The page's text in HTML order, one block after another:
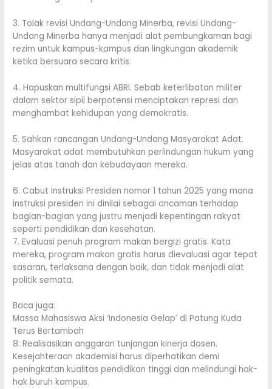
3. Tolak revisi Undang-Undang Minerba, revisi Undang-
Undang Minerba hanya menjadi alat pembungkaman bagi
rezim untuk kampus-kampus dan lingkungan akademik
ketika bersuara secara kritis.
4. Hapuskan multifungsi ABRI. Sebab keterlibatan militer
dalam sektor sipil berpotensi menciptakan represi dan
menghambat kehidupan yang demokratis.
5. Sahkan rancangan Undang-Undang Masyarakat Adat.
Masyarakat adat membutuhkan perlindungan hukum yang
jelas atas tanah dan kebudayaan mereka.
6. Cabut Instruksi Presiden nomor 1 tahun 2025 yang mana
instruksi presiden ini dinilai sebagai ancaman terhadap
bagian-bagian yang justru menjadi kepentingan rakyat
seperti pendidikan dan kesehatan.
7. Evaluasi penuh program makan bergizi gratis. Kata
mereka, program makan gratis harus dievaluasi agar tepat
sasaran, terlaksana dengan baik, dan tidak menjadi alat
politik semata.
Baca juga:
Massa Mahasiswa Aksi ‘Indonesia Gelap’ di Patung Kuda
Terus Bertambah
8. Realisasikan anggaran tunjangan kinerja dosen.
Kesejahteraan akademisi harus diperhatikan demi
peningkatan kualitas pendidikan tinggi dan melindungi hak-
hak buruh kampus.